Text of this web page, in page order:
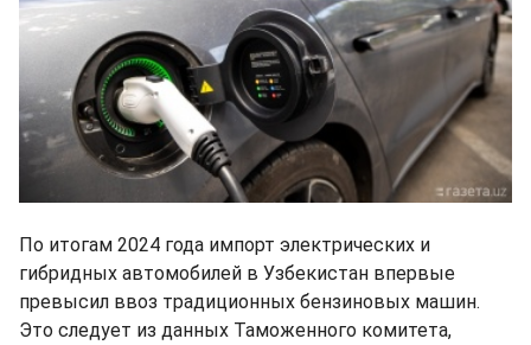
По итогам 2024 года импорт электрических и
гибридных автомобилей в Узбекистан впервые
превысил ввоз традиционных бензиновых машин.
Это следует из данных Таможенного комитета,